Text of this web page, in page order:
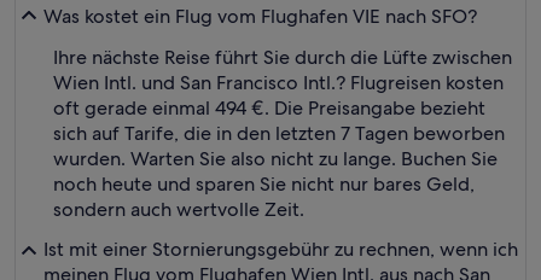
Was kostet ein Flug vom Flughafen VIE nach SFO?
Ihre nächste Reise führt Sie durch die Lüfte zwischen
Wien Intl. und San Francisco Intl.? Flugreisen kosten
oft gerade einmal 494 €. Die Preisangabe bezieht
sich auf Tarife, die in den letzten 7 Tagen beworben
wurden. Warten Sie also nicht zu lange. Buchen Sie
noch heute und sparen Sie nicht nur bares Geld,
sondern auch wertvolle Zeit.
Ist mit einer Stornierungsgebühr zu rechnen, wenn ich
meinen Flug vom Flughafen Wien Intl. aus nach San